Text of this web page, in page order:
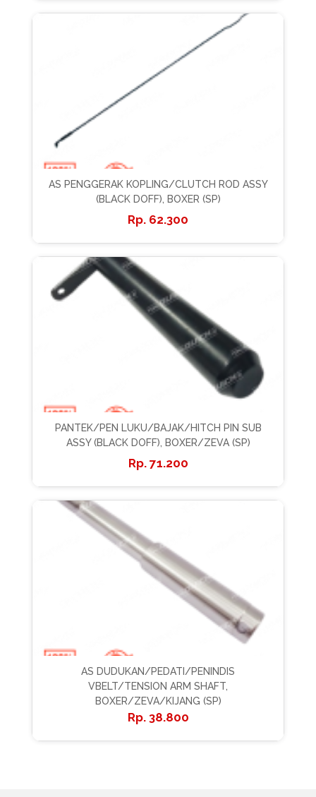
AS PENGGERAK KOPLING/CLUTCH ROD ASSY
(BLACK DOFF), BOXER (SP)
62.300
PANTEK/PEN LUKU/BAJAK/HITCH PIN SUB
ASSY (BLACK DOFF), BOXER/ZEVA (SP)
71.200
AS DUDUKAN/PEDATI/PENINDIS
VBELT/TENSION ARM SHAFT,
BOXER/ZEVA/KIJANG (SP)
38.800